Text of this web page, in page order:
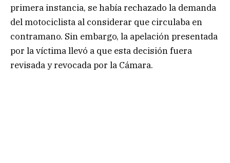
primera instancia, se había rechazado la demanda
del motociclista al considerar que circulaba en
contramano. Sin embargo, la apelación presentada
por la víctima llevó a que esta decisión fuera
revisada y revocada por la Cámara.